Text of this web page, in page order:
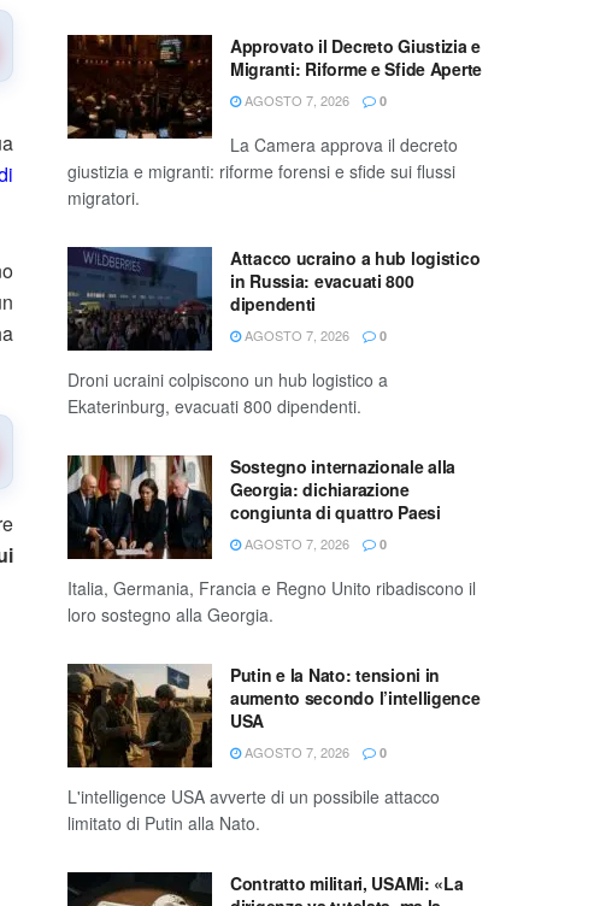
Approvato il Decreto Giustizia e
Migranti: Riforme e Sfide Aperte
AGOSTO 7, 2026 0
La Camera approva il decreto
giustizia e migranti: riforme forensi e sfide sui flussi
migratori.
Attacco ucraino a hub logistico
in Russia: evacuati 800
dipendenti
AGOSTO 7, 2026 0
Droni ucraini colpiscono un hub logistico a
Ekaterinburg, evacuati 800 dipendenti.
Sostegno internazionale alla
Georgia: dichiarazione
congiunta di quattro Paesi
AGOSTO 7, 2026 0
Italia, Germania, Francia e Regno Unito ribadiscono il
loro sostegno alla Georgia.
Putin e la Nato: tensioni in
aumento secondo l’intelligence
USA
AGOSTO 7, 2026 0
L'intelligence USA avverte di un possibile attacco
limitato di Putin alla Nato.
Contratto militari, USAMi: «La